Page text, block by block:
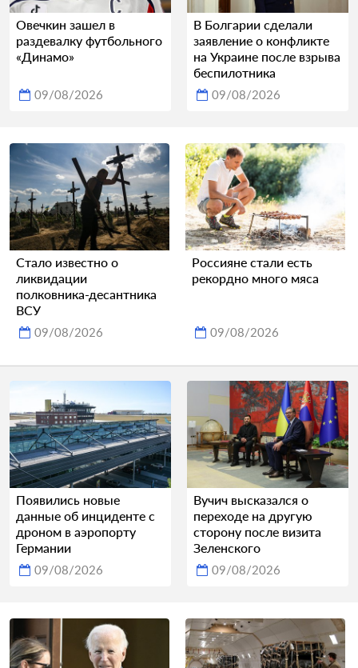
Овечкин зашел в
раздевалку футбольного
«Динамо»
09/08/2026
В Болгарии сделали
заявление о конфликте
на Украине после взрыва
беспилотника
09/08/2026
Стало известно о
ликвидации
полковника-десантника
ВСУ
09/08/2026
Россияне стали есть
рекордно много мяса
09/08/2026
Появились новые
данные об инциденте с
дроном в аэропорту
Германии
09/08/2026
Вучич высказался о
переходе на другую
сторону после визита
Зеленского
09/08/2026